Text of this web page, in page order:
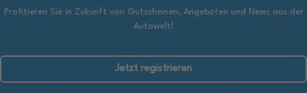
Profitieren Sie in Zukunft von Gutscheinen, Angeboten und News aus der
Autowelt!
Jetzt registrieren